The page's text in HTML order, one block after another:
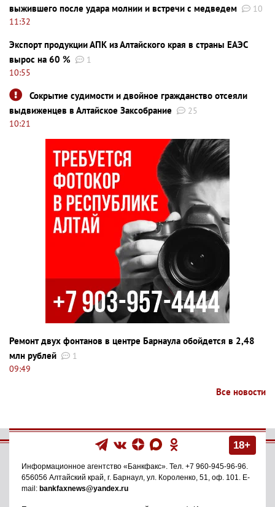
выжившего после удара молнии и встречи с медведем
10
11:32
Экспорт продукции АПК из Алтайского края в страны ЕАЭС
вырос на 60 %
1
10:55
Сокрытие судимости и двойное гражданство отсеяли
выдвиженцев в Алтайское Заксобрание
25
10:21
Ремонт двух фонтанов в центре Барнаула обойдется в 2,48
млн рублей
1
09:49
Все новости
18+
Информационное агентство «Банкфакс» . Тел. +7 960-945-96-96
656056 Алтайский край, г. Барнаул ул. Короленко, 51, оф. 101
. E-
mail: bankfaxnews@yandex.ru